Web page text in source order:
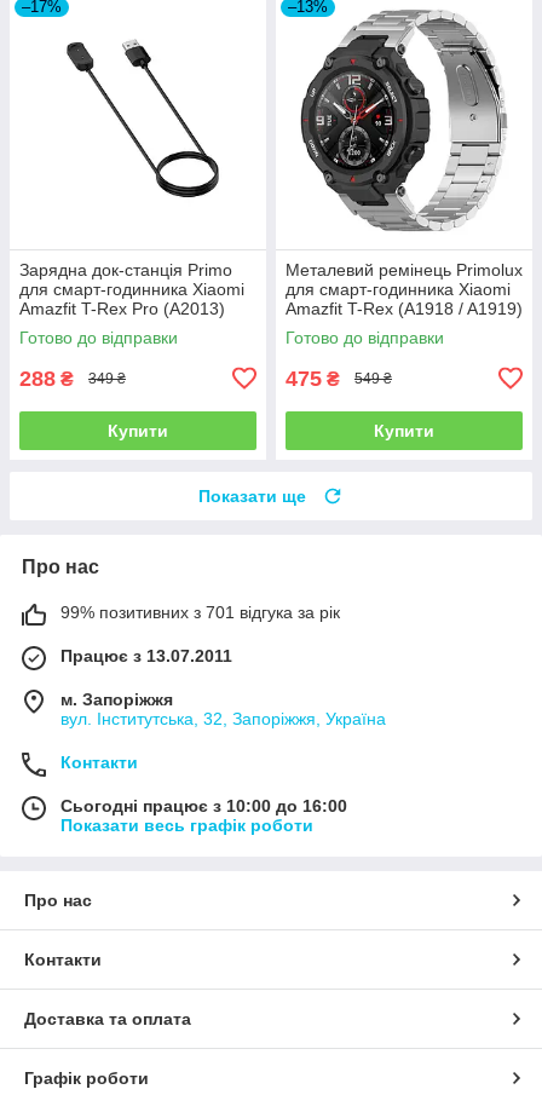
–17%
Зарядна док-станція Primo
для смарт-годинника Xiaomi
Amazfit T-Rex Pro (A2013)
Готово до відправки
288 ₴ 349 ₴
Купити
–13%
Металевий ремінець Primolux
для смарт-годинника Xiaomi
Amazfit T-Rex (A1918 / A1919)
/ T-Rex Pro - Silver
Готово до відправки
475 ₴ 549 ₴
Купити
Показати ще
Про нас
99% позитивних з 701 відгука за рік
Працює з 13.07.2011
м. Запоріжжя
вул. Інститутська, 32, Запоріжжя, Україна
Контакти
Сьогодні працює з 10:00 до 16:00
Показати весь графік роботи
Про нас
Контакти
Доставка та оплата
Графік роботи